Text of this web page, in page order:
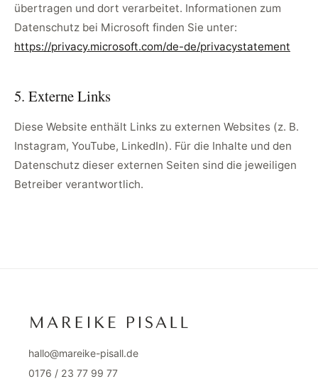
übertragen und dort verarbeitet. Informationen zum
Datenschutz bei Microsoft finden Sie unter:
https://privacy.microsoft.com/de-de/privacystatement
5. Externe Links
Diese Website enthält Links zu externen Websites (z. B.
Instagram, YouTube, LinkedIn). Für die Inhalte und den
Datenschutz dieser externen Seiten sind die jeweiligen
Betreiber verantwortlich.
hallo@mareike-pisall.de
0176 / 23 77 99 77